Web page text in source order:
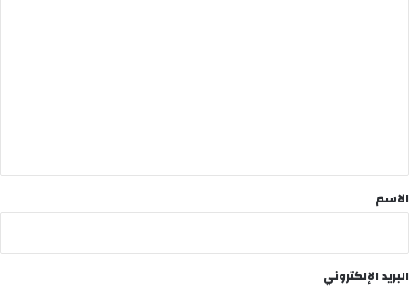
*
الاسم
البريد الإلكتروني